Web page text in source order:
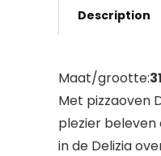
Description
Maat/grootte:
Met pizzaoven
plezier beleven
in de Delizia